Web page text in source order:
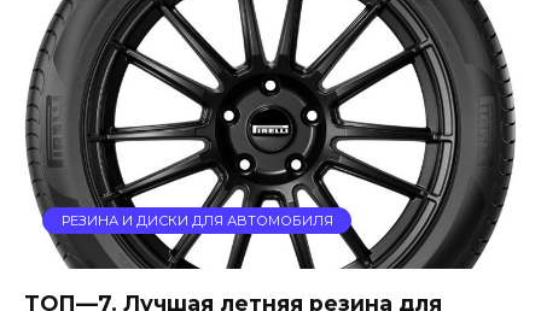
РЕЗИНА И ДИСКИ ДЛЯ АВТОМОБИЛЯ
ТОП—7. Лучшая летняя резина для